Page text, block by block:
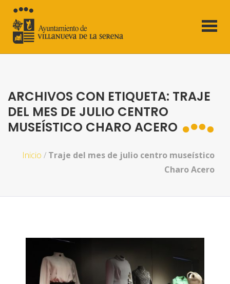
ARCHIVOS CON ETIQUETA: TRAJE
DEL MES DE JULIO CENTRO
MUSEÍSTICO CHARO ACERO
Inicio / Traje del mes de julio centro museístico
Charo Acero